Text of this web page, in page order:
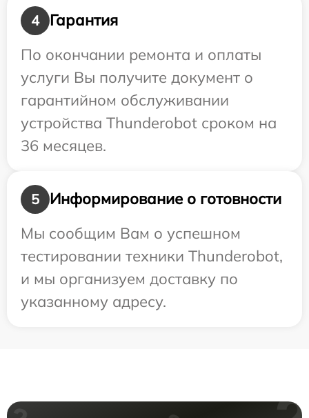
4
Гарантия
По окончании ремонта и оплаты
услуги Вы получите документ о
гарантийном обслуживании
устройства Thunderobot сроком на
36 месяцев.
5
Информирование о готовности
Мы сообщим Вам о успешном
тестировании техники Thunderobot,
и мы организуем доставку по
указанному адресу.